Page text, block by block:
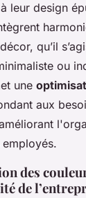
leur design
qu’il
ou
une
aux
des
de